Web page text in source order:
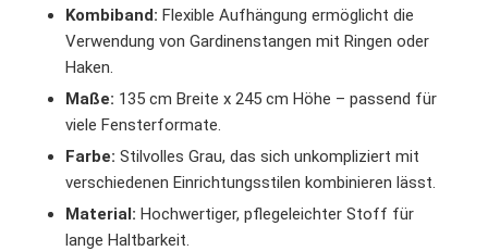
Kombiband: Flexible Aufhängung ermöglicht die
Verwendung von Gardinenstangen mit Ringen oder
Haken.
Maße: 135 cm Breite x 245 cm Höhe – passend für
viele Fensterformate.
Farbe: Stilvolles Grau, das sich unkompliziert mit
verschiedenen Einrichtungsstilen kombinieren lässt.
Material: Hochwertiger, pflegeleichter Stoff für
lange Haltbarkeit.